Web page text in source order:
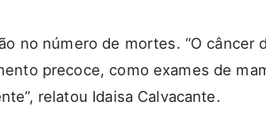
no número de mortes. “O câncer
precoce, como exames de
relatou Idaisa Calvacante.